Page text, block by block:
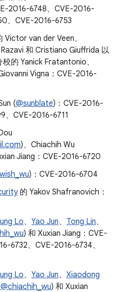
2016-6748、CVE-2016-
、CVE-2016-6753
van der Veen、
和 Cristiano Giuffrida 以
的 Yanick Fratantonio、
Vigna：CVE-2016-
(@sunblate)：CVE-2016-
、CVE-2016-6711
)、Chiachih Wu
Jiang：CVE-2016-6720
)：CVE-2016-6704
的 Yakov Shafranovich：
Lo、 Yao Jun、 Tong Lin、
) 和 Xuxian Jiang：CVE-
6732、CVE-2016-6734、
Lo、 Yao Jun、 Xiaodong
@chiachih_wu) 和 Xuxian